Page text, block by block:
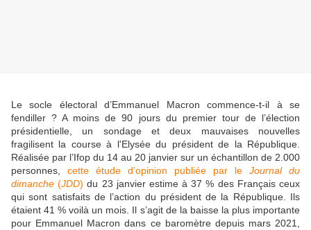
Le socle électoral d’Emmanuel Macron commence-t-il à se
fendiller ? A moins de 90 jours du premier tour de l’élection
présidentielle, un sondage et deux mauvaises nouvelles
fragilisent la course à l'Elysée du président de la République.
Réalisée par l’Ifop du 14 au 20 janvier sur un échantillon de 2.000
personnes, cette étude d’opinion publiée par le Journal du
dimanche (JDD) du 23 janvier estime à 37 % des Français ceux
qui sont satisfaits de l’action du président de la République. Ils
étaient 41 % voilà un mois. Il s’agit de la baisse la plus importante
pour Emmanuel Macron dans ce baromètre depuis mars 2021,